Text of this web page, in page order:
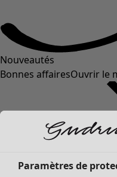
Nouveautés
Bonnes affairesOuvrir le
Paramètres de